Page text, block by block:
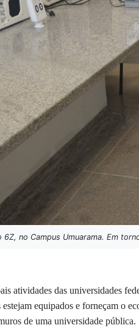
no Campus Umuarama. Em
atividades das universidades
equipados e forneçam o
de uma universidade pública.